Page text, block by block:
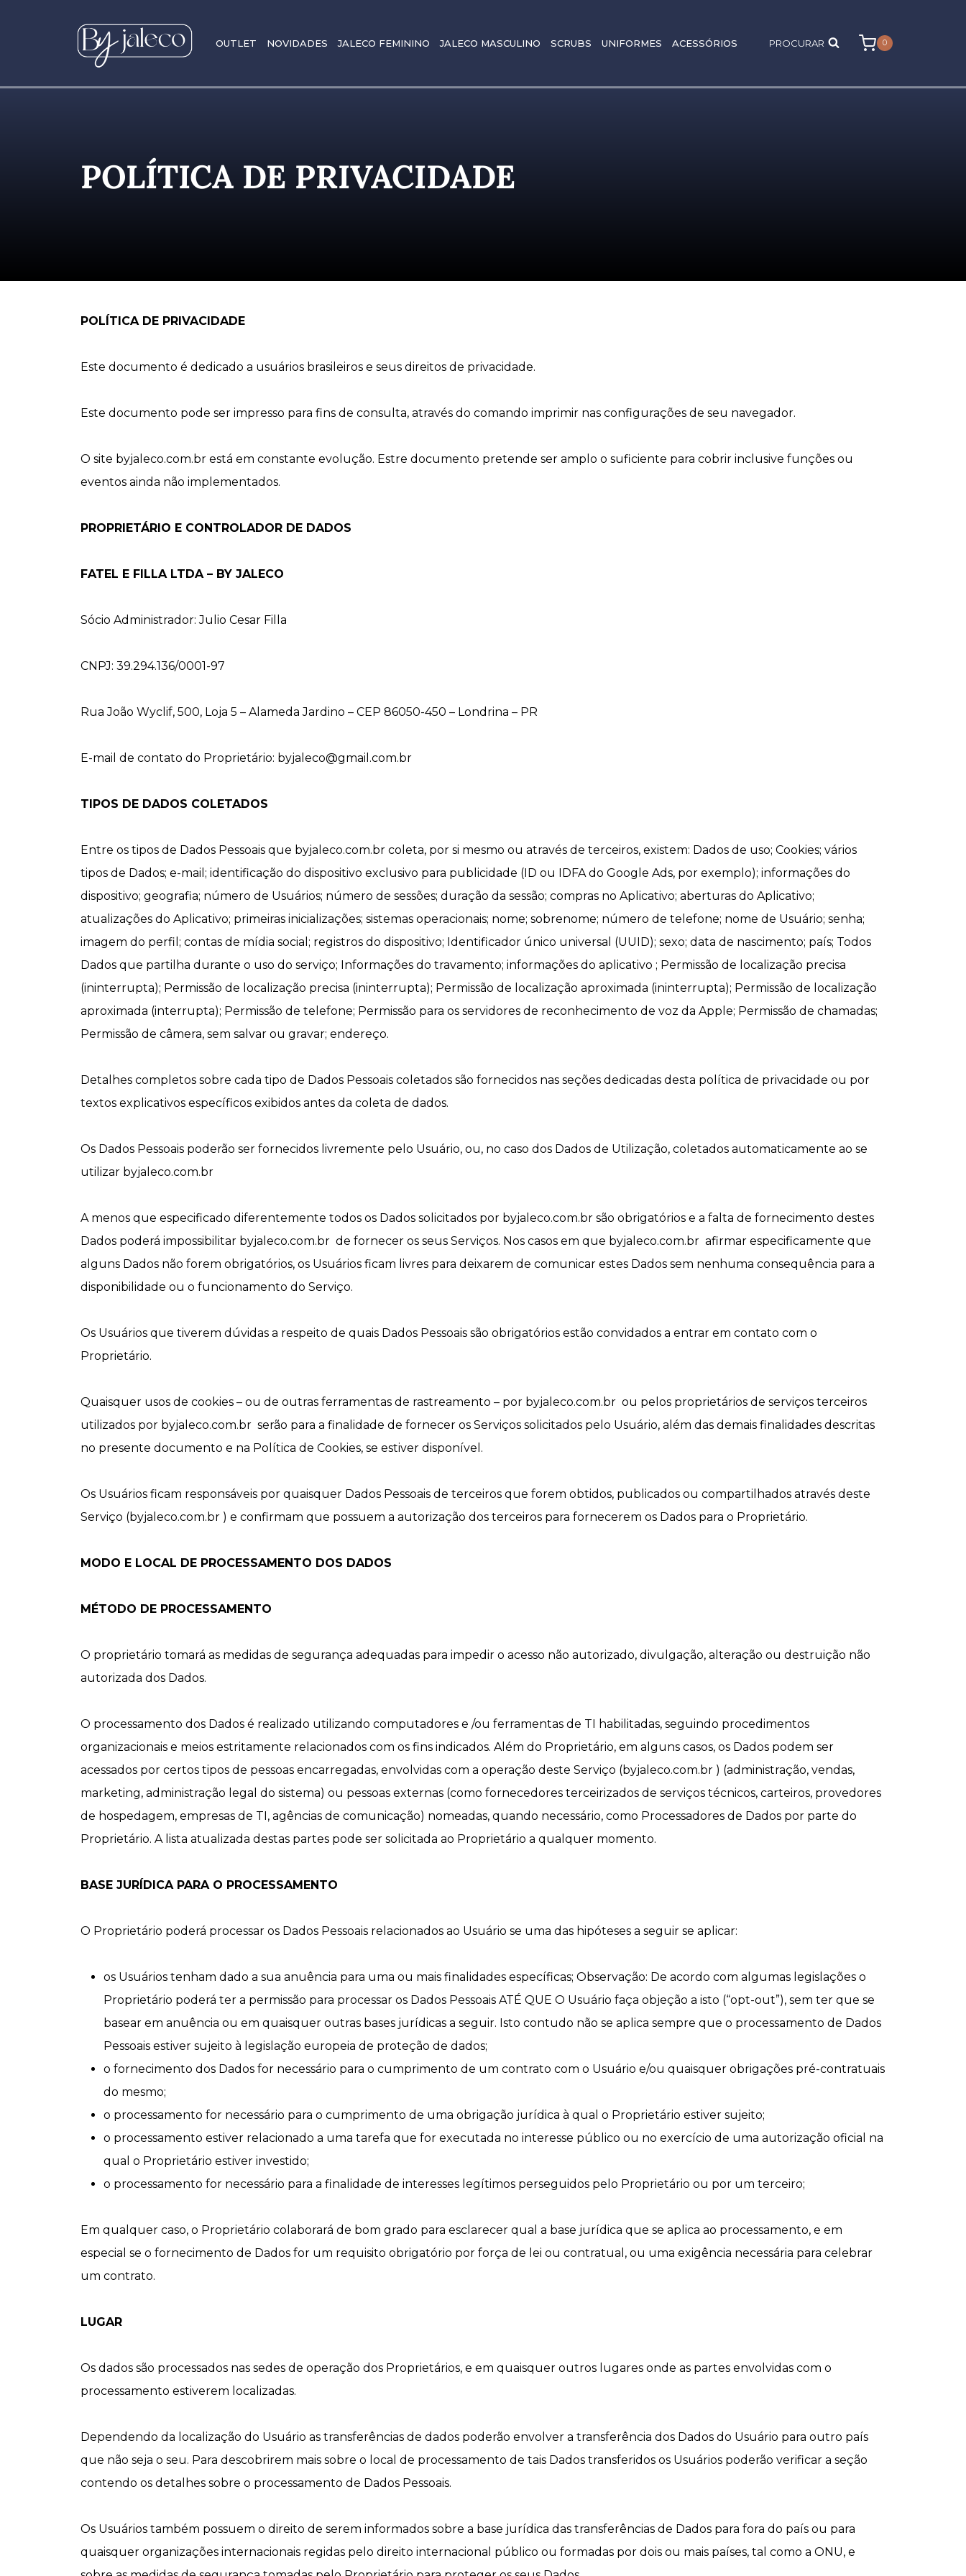
OUTLET NOVIDADES JALECO FEMININO JALECO MASCULINO SCRUBS UNIFORMES ACESSÓRIOS PROCURAR 0
POLÍTICA DE PRIVACIDADE
POLÍTICA DE PRIVACIDADE
Este documento é dedicado a usuários brasileiros e seus direitos de privacidade.
Este documento pode ser impresso para fins de consulta, através do comando imprimir nas configurações de seu navegador.
O site byjaleco.com.br está em constante evolução. Estre documento pretende ser amplo o suficiente para cobrir inclusive funções ou
eventos ainda não implementados.
PROPRIETÁRIO E CONTROLADOR DE DADOS
FATEL E FILLA LTDA – BY JALECO
Sócio Administrador: Julio Cesar Filla
CNPJ: 39.294.136/0001-97
Rua João Wyclif, 500, Loja 5 – Alameda Jardino – CEP 86050-450 – Londrina – PR
E-mail de contato do Proprietário: byjaleco@gmail.com.br
TIPOS DE DADOS COLETADOS
Entre os tipos de Dados Pessoais que byjaleco.com.br coleta, por si mesmo ou através de terceiros, existem: Dados de uso; Cookies; vários
tipos de Dados; e-mail; identificação do dispositivo exclusivo para publicidade (ID ou IDFA do Google Ads, por exemplo); informações do
dispositivo; geografia; número de Usuários; número de sessões; duração da sessão; compras no Aplicativo; aberturas do Aplicativo;
atualizações do Aplicativo; primeiras inicializações; sistemas operacionais; nome; sobrenome; número de telefone; nome de Usuário; senha;
imagem do perfil; contas de mídia social; registros do dispositivo; Identificador único universal (UUID); sexo; data de nascimento; país; Todos
Dados que partilha durante o uso do serviço; Informações do travamento; informações do aplicativo ; Permissão de localização precisa
(ininterrupta); Permissão de localização precisa (ininterrupta); Permissão de localização aproximada (ininterrupta); Permissão de localização
aproximada (interrupta); Permissão de telefone; Permissão para os servidores de reconhecimento de voz da Apple; Permissão de chamadas;
Permissão de câmera, sem salvar ou gravar; endereço.
Detalhes completos sobre cada tipo de Dados Pessoais coletados são fornecidos nas seções dedicadas desta política de privacidade ou por
textos explicativos específicos exibidos antes da coleta de dados.
Os Dados Pessoais poderão ser fornecidos livremente pelo Usuário, ou, no caso dos Dados de Utilização, coletados automaticamente ao se
utilizar byjaleco.com.br
A menos que especificado diferentemente todos os Dados solicitados por byjaleco.com.br são obrigatórios e a falta de fornecimento destes
Dados poderá impossibilitar byjaleco.com.br de fornecer os seus Serviços. Nos casos em que byjaleco.com.br afirmar especificamente que
alguns Dados não forem obrigatórios, os Usuários ficam livres para deixarem de comunicar estes Dados sem nenhuma consequência para a
disponibilidade ou o funcionamento do Serviço.
Os Usuários que tiverem dúvidas a respeito de quais Dados Pessoais são obrigatórios estão convidados a entrar em contato com o
Proprietário.
Quaisquer usos de cookies – ou de outras ferramentas de rastreamento – por byjaleco.com.br ou pelos proprietários de serviços terceiros
utilizados por byjaleco.com.br serão para a finalidade de fornecer os Serviços solicitados pelo Usuário, além das demais finalidades descritas
no presente documento e na Política de Cookies, se estiver disponível.
Os Usuários ficam responsáveis por quaisquer Dados Pessoais de terceiros que forem obtidos, publicados ou compartilhados através deste
Serviço (byjaleco.com.br ) e confirmam que possuem a autorização dos terceiros para fornecerem os Dados para o Proprietário.
MODO E LOCAL DE PROCESSAMENTO DOS DADOS
MÉTODO DE PROCESSAMENTO
O proprietário tomará as medidas de segurança adequadas para impedir o acesso não autorizado, divulgação, alteração ou destruição não
autorizada dos Dados.
O processamento dos Dados é realizado utilizando computadores e /ou ferramentas de TI habilitadas, seguindo procedimentos
organizacionais e meios estritamente relacionados com os fins indicados. Além do Proprietário, em alguns casos, os Dados podem ser
acessados por certos tipos de pessoas encarregadas, envolvidas com a operação deste Serviço (byjaleco.com.br ) (administração, vendas,
marketing, administração legal do sistema) ou pessoas externas (como fornecedores terceirizados de serviços técnicos, carteiros, provedores
de hospedagem, empresas de TI, agências de comunicação) nomeadas, quando necessário, como Processadores de Dados por parte do
Proprietário. A lista atualizada destas partes pode ser solicitada ao Proprietário a qualquer momento.
BASE JURÍDICA PARA O PROCESSAMENTO
O Proprietário poderá processar os Dados Pessoais relacionados ao Usuário se uma das hipóteses a seguir se aplicar:
os Usuários tenham dado a sua anuência para uma ou mais finalidades específicas; Observação: De acordo com algumas legislações o
Proprietário poderá ter a permissão para processar os Dados Pessoais ATÉ QUE O Usuário faça objeção a isto (“opt-out”), sem ter que se
basear em anuência ou em quaisquer outras bases jurídicas a seguir. Isto contudo não se aplica sempre que o processamento de Dados
Pessoais estiver sujeito à legislação europeia de proteção de dados;
o fornecimento dos Dados for necessário para o cumprimento de um contrato com o Usuário e/ou quaisquer obrigações pré-contratuais
do mesmo;
o processamento for necessário para o cumprimento de uma obrigação jurídica à qual o Proprietário estiver sujeito;
o processamento estiver relacionado a uma tarefa que for executada no interesse público ou no exercício de uma autorização oficial na
qual o Proprietário estiver investido;
o processamento for necessário para a finalidade de interesses legítimos perseguidos pelo Proprietário ou por um terceiro;
Em qualquer caso, o Proprietário colaborará de bom grado para esclarecer qual a base jurídica que se aplica ao processamento, e em
especial se o fornecimento de Dados for um requisito obrigatório por força de lei ou contratual, ou uma exigência necessária para celebrar
um contrato.
LUGAR
Os dados são processados ​​nas sedes de operação dos Proprietários, e em quaisquer outros lugares onde as partes envolvidas com o
processamento estiverem localizadas.
Dependendo da localização do Usuário as transferências de dados poderão envolver a transferência dos Dados do Usuário para outro país
que não seja o seu. Para descobrirem mais sobre o local de processamento de tais Dados transferidos os Usuários poderão verificar a seção
contendo os detalhes sobre o processamento de Dados Pessoais.
Os Usuários também possuem o direito de serem informados sobre a base jurídica das transferências de Dados para fora do país ou para
quaisquer organizações internacionais regidas pelo direito internacional público ou formadas por dois ou mais países, tal como a ONU, e